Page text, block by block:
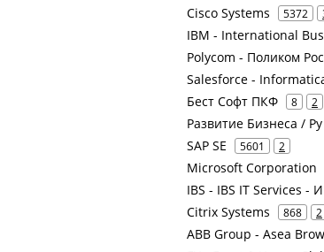
Cisco Systems 5372
IBM - International
Polycom - Поликом
Salesforce -
Бест Софт ПКФ 8 2
Развитие Бизнеса / Ру
SAP SE 5601 2
Microsoft Corporation
IBS - IBS IT Services
Citrix Systems 868 2
ABB Group - Asea